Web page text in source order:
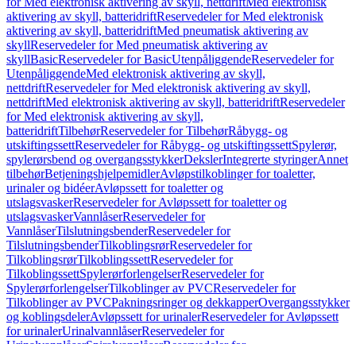
aktivering av skyll, batteridriftReservedeler for Med elektronisk
aktivering av skyll, batteridriftMed pneumatisk aktivering av
skyllReservedeler for Med pneumatisk aktivering av
skyllBasicReservedeler for BasicUtenpåliggendeReservedeler for
UtenpåliggendeMed elektronisk aktivering av skyll,
nettdriftReservedeler for Med elektronisk aktivering av skyll,
nettdriftMed elektronisk aktivering av skyll, batteridriftReservedeler
for Med elektronisk aktivering av skyll,
batteridriftTilbehørReservedeler for TilbehørRåbygg- og
utskiftingssettReservedeler for Råbygg- og utskiftingssettSpylerør,
spylerørsbend og overgangsstykkerDekslerIntegrerte styringerAnnet
tilbehørBetjeningshjelpemidlerAvløpstilkoblinger for toaletter,
urinaler og bidéerAvløpssett for toaletter og
utslagsvaskerReservedeler for Avløpssett for toaletter og
utslagsvaskerVannlåserReservedeler for
VannlåserTilslutningsbenderReservedeler for
TilslutningsbenderTilkoblingsrørReservedeler for
TilkoblingsrørTilkoblingssettReservedeler for
TilkoblingssettSpylerørforlengelserReservedeler for
SpylerørforlengelserTilkoblinger av PVCReservedeler for
Tilkoblinger av PVCPakningsringer og dekkapperOvergangsstykker
og koblingsdelerAvløpssett for urinalerReservedeler for Avløpssett
for urinalerUrinalvannlåserReservedeler for